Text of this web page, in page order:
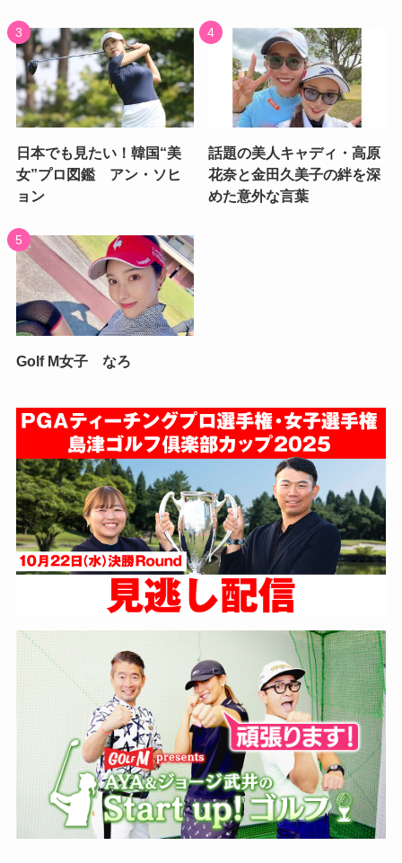
日本でも見たい！韓国“美
女”プロ図鑑 アン・ソヒ
ョン
話題の美人キャディ・高原
花奈と金田久美子の絆を深
めた意外な言葉
Golf M女子 なろ